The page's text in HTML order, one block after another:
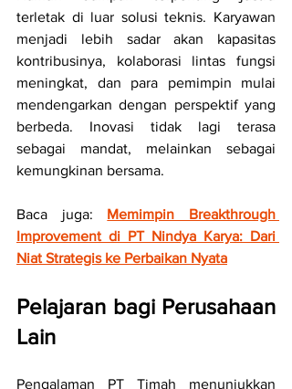
terletak di luar solusi teknis. Karyawan
menjadi lebih sadar akan kapasitas
kontribusinya, kolaborasi lintas fungsi
meningkat, dan para pemimpin mulai
mendengarkan dengan perspektif yang
berbeda. Inovasi tidak lagi terasa
sebagai mandat, melainkan sebagai
kemungkinan bersama.
Baca juga: Memimpin Breakthrough
Improvement di PT Nindya Karya: Dari
Niat Strategis ke Perbaikan Nyata
Pelajaran bagi Perusahaan
Lain
Pengalaman PT Timah menunjukkan